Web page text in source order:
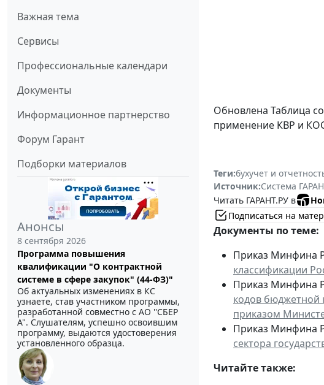
Важная тема
Сервисы
Профессиональные календари
Документы
Информационное партнерство
Форум Гарант
Подборки материалов
Анонсы
8 сентября 2026
Программа повышения
квалификации "О контрактной
системе в сфере закупок" (44-ФЗ)"
Об актуальных изменениях в КС
узнаете, став участником программы,
разработанной совместно с АО ''СБЕР
А". Слушателям, успешно освоившим
программу, выдаются удостоверения
установленного образца.
Обновлена Таблица
применение КВР и
Теги:бухучет и
Источник:Система
Читать ГАРАНТ.РУ в
Подписаться на
Документы по теме:
Приказ Минфина
классификации
Приказ Минфина
кодов бюджетной
приказом
Приказ Минфина
сектора
Читайте также: